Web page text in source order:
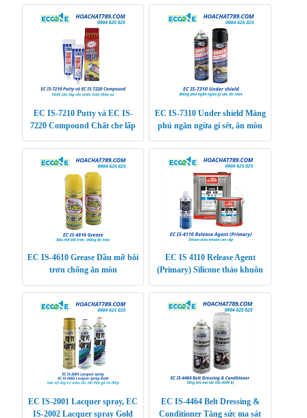
chuyển màu
EC IS-7210 Putty và EC IS-
7220 Compound Chất che lấp
EC IS-7310 Under shield Màng
phủ ngăn ngừa gỉ sét, ăn mòn
EC IS-4610 Grease Dầu mỡ bôi
trơn chống ăn mòn
EC IS 4110 Release Agent
(Primary) Silicone tháo khuôn
EC IS-2001 Lacquer spray, EC
IS-2002 Lacquer spray Gold
EC IS-4464 Belt Dressing &
Conditioner Tăng sức ma sát